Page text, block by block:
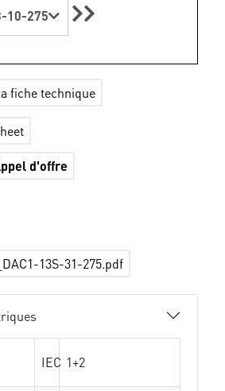
10-275
fiche technique
d'offre
13S-31-275.pdf
IEC 1+2